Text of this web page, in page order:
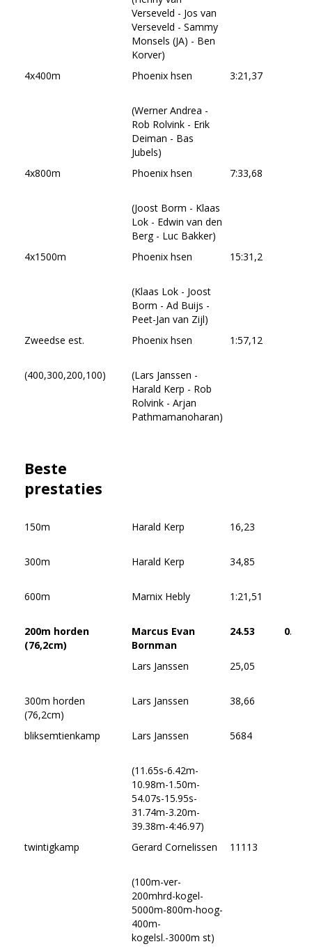
Verseveld - Jos van
Verseveld - Sammy
Monsels (JA) - Ben
Korver)
4x400m
Phoenix hsen 3:21,37
(Werner Andrea -
Rob Rolvink - Erik
Deiman - Bas
Jubels)
4x800m
Phoenix hsen 7:33,68
(Joost Borm - Klaas
Lok - Edwin van den
Berg - Luc Bakker)
4x1500m
Phoenix hsen 15:31,2
(Klaas Lok - Joost
Borm - Ad Buijs -
Peet-Jan van Zijl)
Zweedse est.
Phoenix hsen 1:57,12
(400,300,200,100)
(Lars Janssen -
Harald Kerp - Rob
Rolvink - Arjan
Pathmamanoharan)
Beste
prestaties
150m Harald Kerp 16,23
300m Harald Kerp 34,85
600m Marnix Hebly 1:21,51
200m horden
(76,2cm)
Marcus Evan
Bornman
24.53 0.0
Lars Janssen 25,05
300m horden
(76,2cm)
Lars Janssen 38,66
bliksemtienkamp Lars Janssen 5684
(11.65s-6.42m-
10.98m-1.50m-
54.07s-15.95s-
31.74m-3.20m-
39.38m-4:46.97)
twintigkamp
Gerard Cornelissen 11113
(100m-ver-
200mhrd-kogel-
5000m-800m-hoog-
400m-
kogelsl.-3000m st)